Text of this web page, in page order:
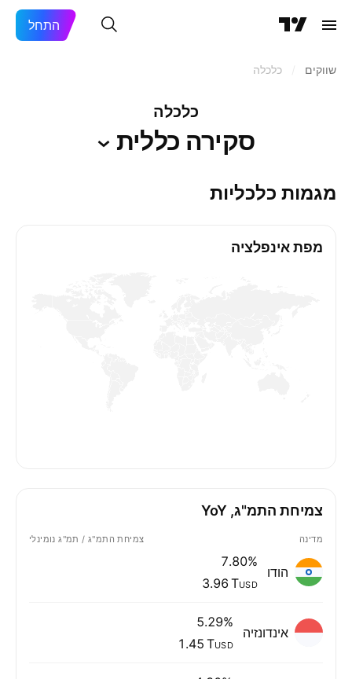
התחל
שווקים כלכלה
כלכלה
סקירה כללית
מגמות כלכליות
מפת אינפלציה
צמיחת התמ"ג, YoY
מדינה צמיחת התמ"ג / תמ"ג נומינלי
הודו‏
7.80%
‪3.96 T‬USD
אינדונזיה
5.29%
‪1.45 T‬USD